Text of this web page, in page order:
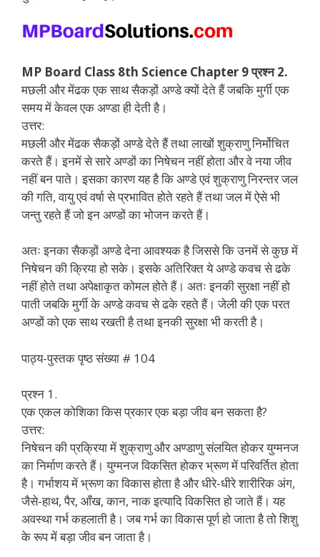
MP Board Class 8th Science Chapter 9 प्रश्न 2.
मछली और मेंढक एक साथ सैकड़ों अण्डे क्यों देते हैं जबकि मुर्गी एक
समय में केवल एक अण्डा ही देती है।
उत्तर:
मछली और मेंढक सैकड़ों अण्डे देते हैं तथा लाखों शुक्राणु निर्मोचित
करते हैं। इनमें से सारे अण्डों का निषेचन नहीं होता और वे नया जीव
नहीं बन पाते। इसका कारण यह है कि अण्डे एवं शुक्राणु निरन्तर जल
की गति, वायु एवं वर्षा से प्रभावित होते रहते हैं तथा जल में ऐसे भी
जन्तु रहते हैं जो इन अण्डों का भोजन करते हैं।
अतः इनका सैकड़ों अण्डे देना आवश्यक है जिससे कि उनमें से कुछ में
निषेचन की क्रिया हो सके। इसके अतिरिक्त ये अण्डे कवच से ढके
नहीं होते तथा अपेक्षाकृत कोमल होते हैं। अतः इनकी सुरक्षा नहीं हो
पाती जबकि मुर्गी के अण्डे कवच से ढके रहते हैं। जेली की एक परत
अण्डों को एक साथ रखती है तथा इनकी सुरक्षा भी करती है।
पाठ्य-पुस्तक पृष्ठ संख्या # 104
प्रश्न 1.
एक एकल कोशिका किस प्रकार एक बड़ा जीव बन सकता है?
उत्तर:
निषेचन की प्रक्रिया में शुक्राणु और अण्डाणु संलयित होकर युग्मनज
का निर्माण करते हैं। युग्मनज विकसित होकर भ्रूण में परिवर्तित होता
है। गर्भाशय में भ्रूण का विकास होता है और धीरे-धीरे शारीरिक अंग,
जैसे-हाथ, पैर, आँख, कान, नाक इत्यादि विकसित हो जाते हैं। यह
अवस्था गर्भ कहलाती है। जब गर्भ का विकास पूर्ण हो जाता है तो शिशु
के रूप में बड़ा जीव बन जाता है।